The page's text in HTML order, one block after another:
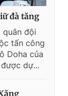
đà tăng
quân đội
tấn công
Doha của
dự...